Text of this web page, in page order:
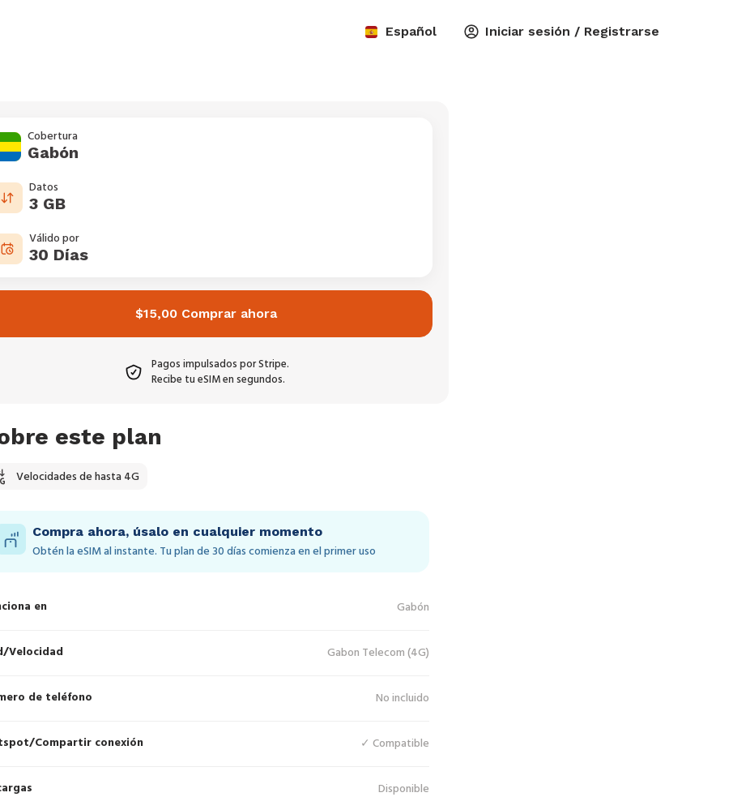
Español Iniciar sesión / Registrarse
Cobertura
Gabón
Datos
3 GB
Válido por
30 Días
$15,00 Comprar ahora
Pagos impulsados por Stripe.
Recibe tu eSIM en segundos.
este plan
Velocidades de hasta 4G
Compra ahora, úsalo en cualquier momento
Obtén la eSIM al instante. Tu plan de 30 días comienza en el primer uso
en Gabón
Velocidad Gabon Telecom (4G)
de teléfono No incluido
Compartir conexión ✓ Compatible
Disponible